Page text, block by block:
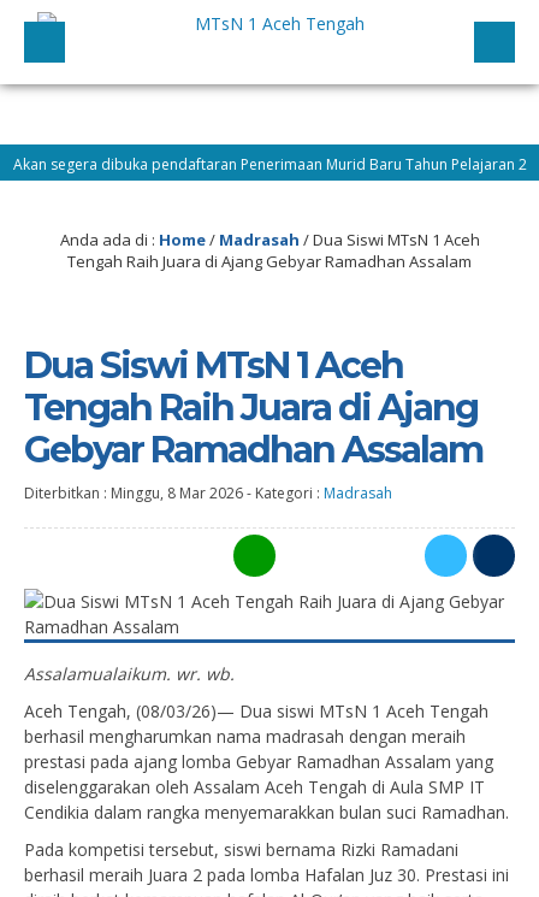
segera dibuka pendaftaran Penerimaan Murid Baru Tahun Pelajaran 2026/
Anda ada di : Home/ Madrasah /Dua Siswi MTsN 1 Aceh
Tengah Raih Juara di Ajang Gebyar Ramadhan Assalam
Dua Siswi MTsN 1 Aceh
Tengah Raih Juara di Ajang
Gebyar Ramadhan Assalam
Diterbitkan : Minggu, 8 Mar 2026- Kategori : Madrasah
Assalamualaikum. wr. wb.
Aceh Tengah, (08/03/26)— Dua siswi MTsN 1 Aceh Tengah
berhasil mengharumkan nama madrasah dengan meraih
prestasi pada ajang lomba Gebyar Ramadhan Assalam yang
diselenggarakan oleh Assalam Aceh Tengah di Aula SMP IT
Cendikia dalam rangka menyemarakkan bulan suci Ramadhan.
Pada kompetisi tersebut, siswi bernama Rizki Ramadani
berhasil meraih Juara 2 pada lomba Hafalan Juz 30. Prestasi ini